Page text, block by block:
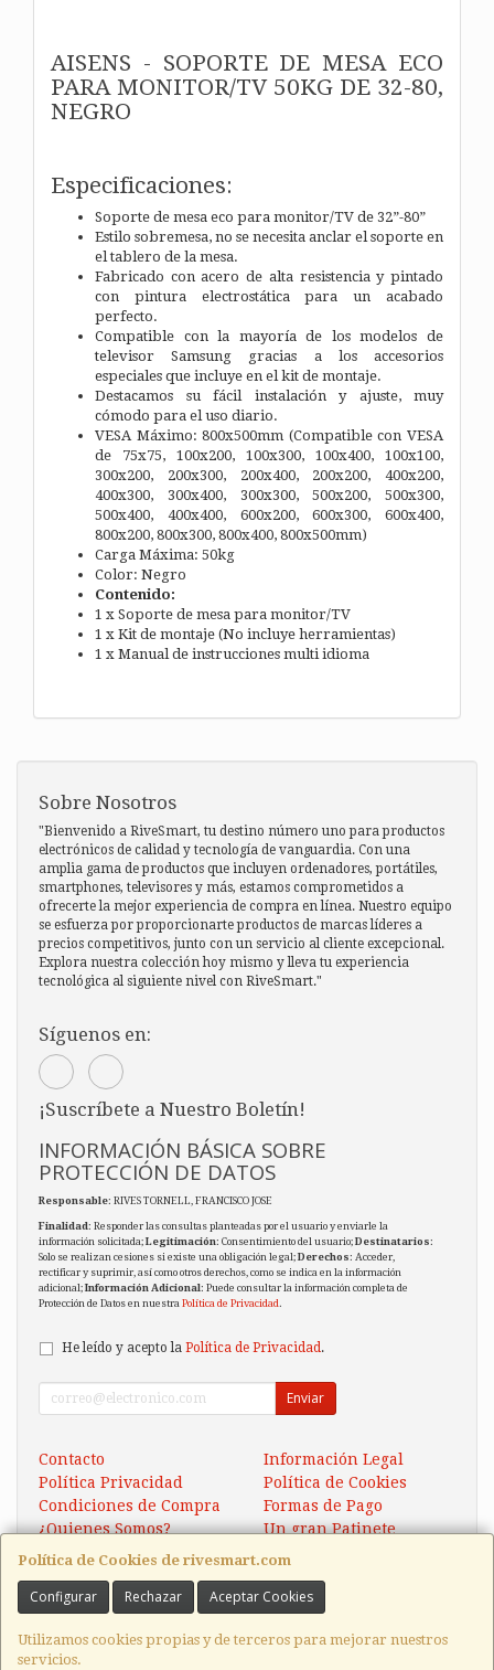
AISENS - SOPORTE DE MESA ECO
PARA MONITOR/TV 50KG DE 32-80,
NEGRO
Especificaciones:
Soporte de mesa eco para monitor/TV de 32”-80”
Estilo sobremesa, no se necesita anclar el soporte en
el tablero de la mesa.
Fabricado con acero de alta resistencia y pintado
con pintura electrostática para un acabado
perfecto.
Compatible con la mayoría de los modelos de
televisor Samsung gracias a los accesorios
especiales que incluye en el kit de montaje.
Destacamos su fácil instalación y ajuste, muy
cómodo para el uso diario.
VESA Máximo: 800x500mm (Compatible con VESA
de 75x75, 100x200, 100x300, 100x400, 100x100,
300x200, 200x300, 200x400, 200x200, 400x200,
400x300, 300x400, 300x300, 500x200, 500x300,
500x400, 400x400, 600x200, 600x300, 600x400,
800x200, 800x300, 800x400, 800x500mm)
Carga Máxima: 50kg
Color: Negro
Contenido:
1 x Soporte de mesa para monitor/TV
1 x Kit de montaje (No incluye herramientas)
1 x Manual de instrucciones multi idioma
Política de Cookies de rivesmart.com
Configurar Rechazar Aceptar Cookies
Utilizamos cookies propias y de terceros para mejorar nuestros
servicios.
Sobre Nosotros
"Bienvenido a RiveSmart, tu destino número uno para productos
electrónicos de calidad y tecnología de vanguardia. Con una
amplia gama de productos que incluyen ordenadores, portátiles,
smartphones, televisores y más, estamos comprometidos a
ofrecerte la mejor experiencia de compra en línea. Nuestro equipo
se esfuerza por proporcionarte productos de marcas líderes a
precios competitivos, junto con un servicio al cliente excepcional.
Explora nuestra colección hoy mismo y lleva tu experiencia
tecnológica al siguiente nivel con RiveSmart."
Síguenos en:
¡Suscríbete a Nuestro Boletín!
INFORMACIÓN BÁSICA SOBRE
PROTECCIÓN DE DATOS
Responsable: RIVES TORNELL, FRANCISCO JOSE
Finalidad: Responder las consultas planteadas por el usuario y enviarle la
información solicitada;Legitimación: Consentimiento del usuario;Destinatarios:
Solo se realizan cesiones si existe una obligación legal;Derechos: Acceder,
rectificar y suprimir, así como otros derechos, como se indica en la información
adicional;Información Adicional: Puede consultar la información completa de
Protección de Datos en nuestra Política de Privacidad.
He leído y acepto la Política de Privacidad .
Enviar
Contacto
Información Legal
Política Privacidad
Política de Cookies
Condiciones de Compra
Formas de Pago
¿Quienes Somos?
Un gran Patinete
Contacto